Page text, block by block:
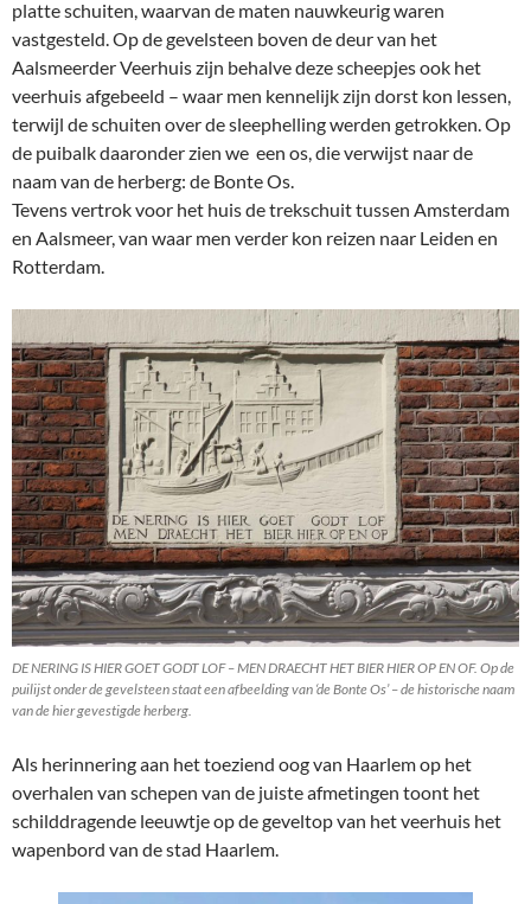
platte schuiten, waarvan de maten nauwkeurig waren
vastgesteld. Op de gevelsteen boven de deur van het
Aalsmeerder Veerhuis zijn behalve deze scheepjes ook het
veerhuis afgebeeld – waar men kennelijk zijn dorst kon lessen,
terwijl de schuiten over de sleephelling werden getrokken. Op
de puibalk daaronder zien we een os, die verwijst naar de
naam van de herberg: de Bonte Os.
Tevens vertrok voor het huis de trekschuit tussen Amsterdam
en Aalsmeer, van waar men verder kon reizen naar Leiden en
Rotterdam.
DE NERING IS HIER GOET GODT LOF – MEN DRAECHT HET BIER HIER OP EN OF. Op de
puilijst onder de gevelsteen staat een afbeelding van ‘de Bonte Os’ – de historische naam
van de hier gevestigde herberg.
Als herinnering aan het toeziend oog van Haarlem op het
overhalen van schepen van de juiste afmetingen toont het
schilddragende leeuwtje op de geveltop van het veerhuis het
wapenbord van de stad Haarlem.